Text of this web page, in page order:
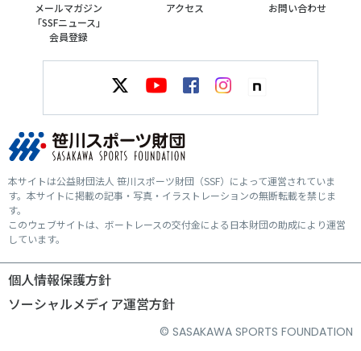
メールマガジン
「SSFニュース」
会員登録
アクセス お問い合わせ
本サイトは公益財団法人 笹川スポーツ財団（SSF）によって運営されていま
す。本サイトに掲載の記事・写真・イラストレーションの無断転載を禁じま
す。
このウェブサイトは、ボートレースの交付金による日本財団の助成により運営
しています。
個人情報保護方針
ソーシャルメディア運営方針
© SASAKAWA SPORTS FOUNDATION